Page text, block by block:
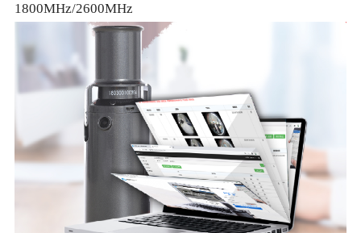
1800MHz/2600MHz